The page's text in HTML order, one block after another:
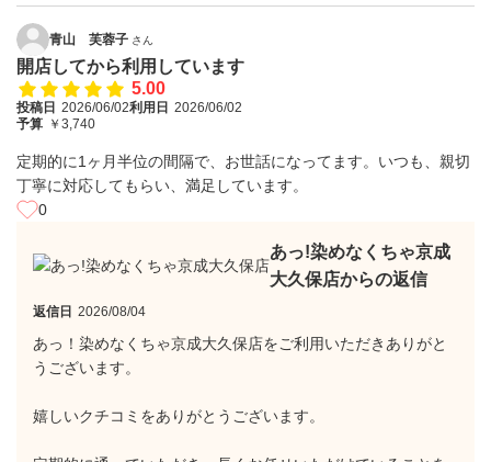
青山 芙蓉子 さん
開店してから利用しています
5.00
投稿日 2026/06/02利用日 2026/06/02
予算 ￥3,740
定期的に1ヶ月半位の間隔で、お世話になってます。いつも、親切
丁寧に対応してもらい、満足しています。
0
あっ!染めなくちゃ京成
大久保店からの返信
返信日 2026/08/04
あっ！染めなくちゃ京成大久保店をご利用いただきありがと
うございます。
嬉しいクチコミをありがとうございます。